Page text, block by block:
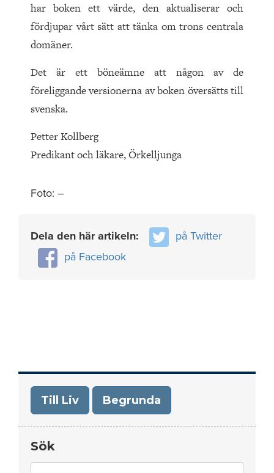
har boken ett värde, den aktualiserar och
fördjupar vårt sätt att tänka om trons centrala
domäner.
Det är ett böneämne att någon av de
föreliggande versionerna av boken översätts till
svenska.
Petter Kollberg
Predikant och läkare, Örkelljunga
Foto: –
Dela den här artikeln:
på Twitter
på Facebook
Till Liv Begrunda
Sök